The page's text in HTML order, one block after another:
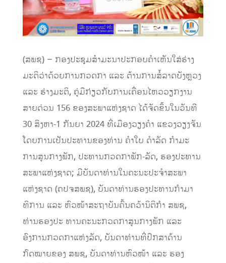
(ສພຊ) – ກອງປະຊຸມສໍາມະນາປະກອບຄຳເຫັນໃສ່ຮ່າງ
ມະຕິວ່າດ້ວຍການກວດກາ ແລະ ຕ້ານການສໍ້ລາດບັງຫຼວງ
ແລະ ຮ່າງມະຕິ, ຄູ່ມືກ່ຽວກັບການເຄື່ອນໄຫວວຽກງານ
ສາຍດ່ວນ 156 ຂອງສະພາແຫ່ງຊາດ ໄດ້ຈັດຂຶ້ນໃນວັນທີ
30 ສິງຫາ-1 ກັນຍາ 2024 ທີ່ເມືອງວຽງຄໍາ ແຂວງວຽງຈັນ
ໂດຍການເປັນປະທານຂອງທ່ານ ຄໍາໃບ ດໍາລັດ ກໍາມະ
ການສູນກາງພັກ, ປະທານກວດກາພັກ-ລັດ, ຮອງປະທານ
ສະພາແຫ່ງຊາດ; ມີບັນດາທ່ານໃນຄະນະປະຈຳສະພາ
ແຫ່ງຊາດ (ຄປຈສພຊ), ບັນດາທ່ານຮອງປະທານກໍາມາ
ທິການ ແລະ ຫົວໜ້າສະຖາບັນຄົ້ນຄວ້ານິຕິກຳ ສພຊ,
ທ່ານຮອງປະ ທານຄະນະກວດກາສູນກາງພັກ ແລະ
ອົງການກວດກາແຫ່ງລັດ, ບັນດາທ່ານທີ່ປຶກສາດ້ານ
ກົດໝາຍຂອງ ສພຊ, ບັນດາທ່ານຫົວໜ້າ ແລະ ຮອງ